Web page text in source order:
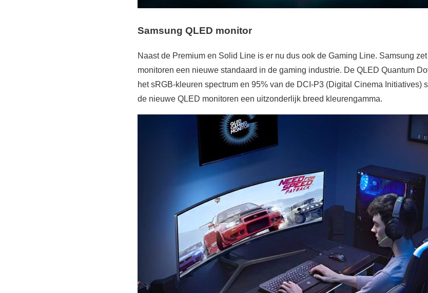
Samsung QLED monitor
Naast de Premium en Solid Line is er nu dus ook de Gaming Line. Samsung
monitoren een nieuwe standaard in de gaming industrie. De QLED Quantum
het sRGB-kleuren spectrum en 95% van de DCI-P3 (Digital Cinema Initiatives)
de nieuwe QLED monitoren een uitzonderlijk breed kleurengamma.